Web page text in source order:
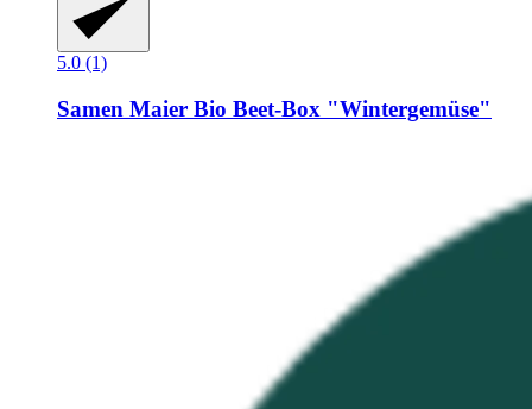
5.0 (1)
Samen Maier Bio Beet-​Box "Wintergemüse"